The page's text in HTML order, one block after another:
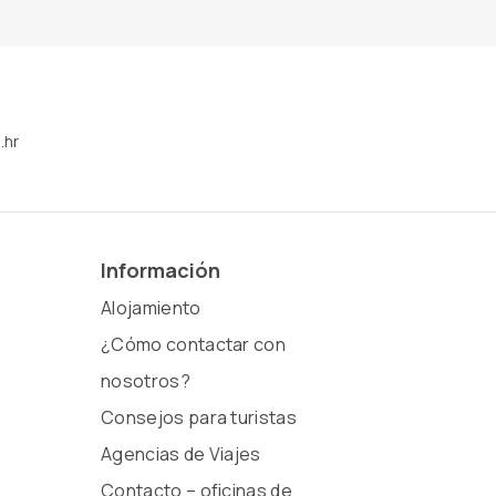
Información
Alojamiento
¿Cómo contactar con
nosotros?
Consejos para turistas
Agencias de Viajes
Contacto – oficinas de